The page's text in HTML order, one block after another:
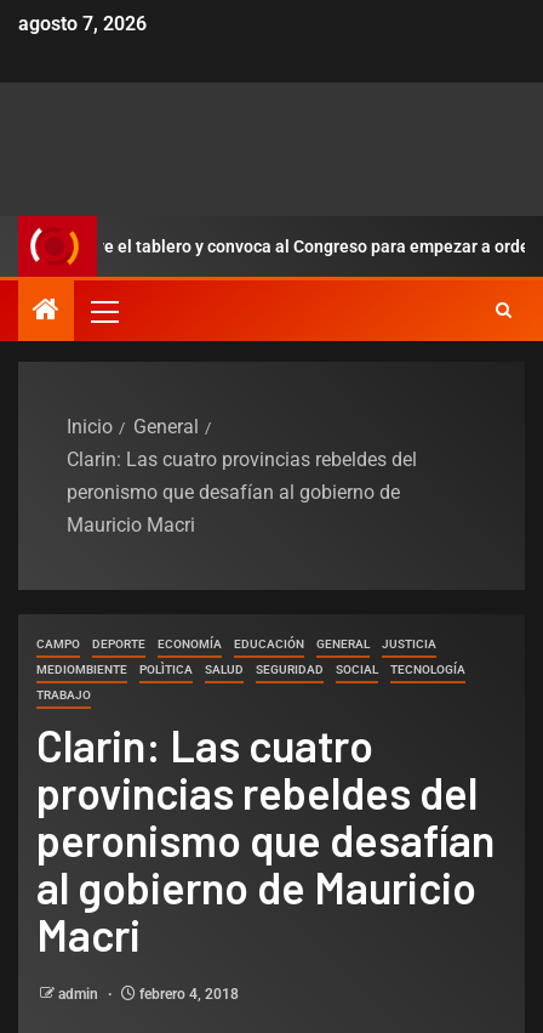
agosto 7, 2026
el tablero y convoca al Congreso para empezar a ordenar la tropa
Inicio
General
Clarin: Las cuatro provincias rebeldes del
peronismo que desafían al gobierno de
Mauricio Macri
CAMPO DEPORTE ECONOMÍA EDUCACIÓN GENERAL
JUSTICIA
MEDIOMBIENTE
POLÌTICA SALUD SEGURIDAD SOCIAL
TECNOLOGÍA
TRABAJO
Clarin: Las cuatro
provincias rebeldes del
peronismo que desafían
al gobierno de Mauricio
Macri
admin febrero 4, 2018